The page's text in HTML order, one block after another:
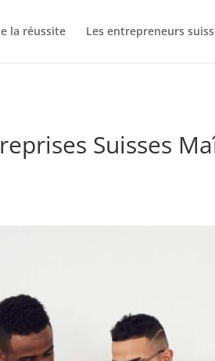
la réussite Les entrepreneurs
Suisses